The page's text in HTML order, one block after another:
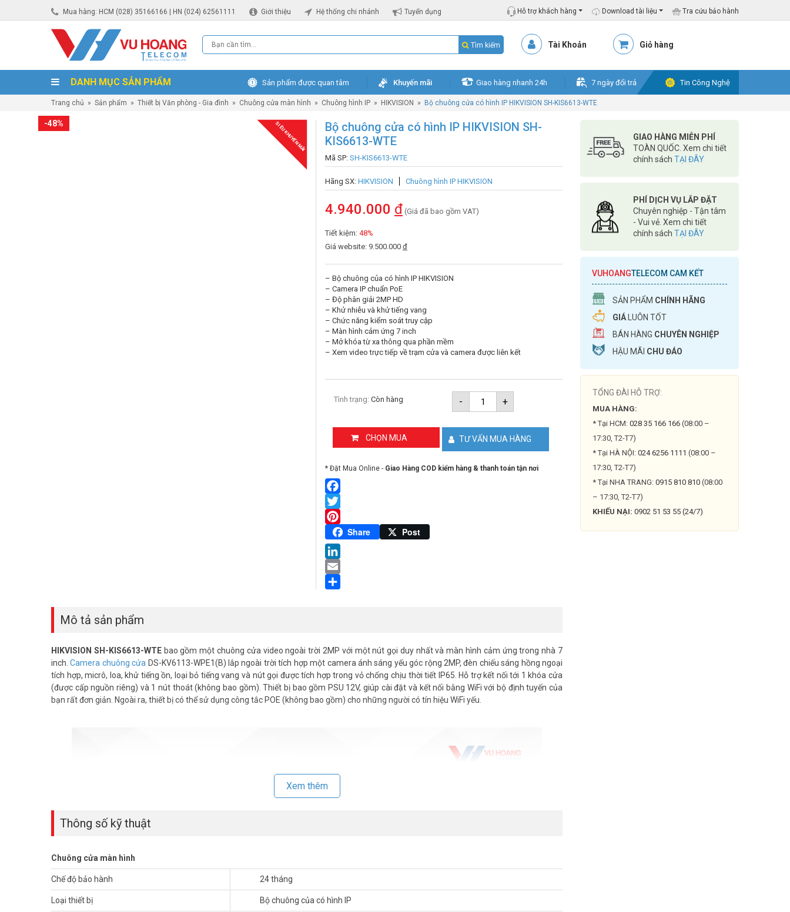
Mua hàng: HCM (028) 35166166 | HN (024) 62561111 Giới thiệu Hệ thống chi nhánh Tuyển dụng Hỗ trợ khách hàng Download tài liệu Tra cứu bảo hành
Tìm kiếm Tài Khoản Giỏ hàng
DANH MỤC SẢN PHẨM Sản phẩm được quan tâm Khuyến mãi Giao hàng nhanh 24h 7 ngày đổi trả Tin Công Nghệ
Trang chủ » Sản phẩm » Thiết bị Văn phòng - Gia đình » Chuông cửa màn hình » Chuông hình IP » HIKVISION » Bộ chuông cửa có hình IP HIKVISION SH-KIS6613-WTE
SIÊU KHUYẾN MÃI
-48%
Bộ chuông cửa có hình IP HIKVISION SH-
KIS6613-WTE
Mã SP: SH-KIS6613-WTE
Hãng SX: HIKVISION Chuông hình IP HIKVISION
4.940.000 đ (Giá đã bao gồm VAT)
Tiết kiệm: 48%
Giá website: 9.500.000 đ
– Bộ chuông của có hình IP HIKVISION
– Camera IP chuẩn PoE
– Độ phân giải 2MP HD
– Khử nhiễu và khử tiếng vang
– Chức năng kiểm soát truy cập
– Màn hình cảm ứng 7 inch
– Mở khóa từ xa thông qua phần mềm
– Xem video trực tiếp về trạm cửa và camera được liên kết
-
Bộ
chuông
cửa
hình
IP
HIKVISION
KIS6613-
+
Tình trạng: Còn hàng
CHỌN MUA TƯ VẤN MUA HÀNG
* Đặt Mua Online - Giao Hàng COD kiểm hàng & thanh toán tận nơi
Facebook
Twitter
Pinterest
Share Post
LinkedIn
Email
Mô tả sản phẩm
HIKVISION SH-KIS6613-WTEbao gồm một chuông cửa video ngoài trời 2MP với một nút gọi duy nhất và màn hình cảm ứng trong nhà 7
inch.Camera chuông cửa DS-KV6113-WPE1(B) lắp ngoài trời tích hợp một camera ánh sáng yếu góc rộng 2MP, đèn chiếu sáng hồng ngoại
tích hợp, micrô, loa, khử tiếng ồn, loại bỏ tiếng vang và nút gọi được tích hợp trong vỏ chống chịu thời tiết IP65. Hỗ trợ kết nối tới 1 khóa cửa
(được cấp nguồn riêng) và 1 nút thoát (không bao gồm). Thiết bị bao gồm PSU 12V, giúp cài đặt và kết nối bằng WiFi với bộ định tuyến của
bạn rất đơn giản. Ngoài ra, thiết bị có thể sử dụng công tắc POE (không bao gồm) cho những người có tín hiệu WiFi yếu.
Xem thêm
Thông số kỹ thuật
Chuông cửa màn hình
Chế độ bảo hành 24 tháng
Loại thiết bị Bộ chuông của có hình IP
GIAO HÀNG MIỄN PHÍ
TOÀN QUỐC. Xem chi tiết
chính sách TẠI ĐÂY
PHÍ DỊCH VỤ LẮP ĐẶT
Chuyên nghiệp - Tận tâm
- Vui vẻ. Xem chi tiết
chính sách TẠI ĐÂY
VUHOANGTELECOM CAM KẾT
SẢN PHẨM CHÍNH HÃNG
GIÁ LUÔN TỐT
BÁN HÀNG CHUYÊN NGHIỆP
HẬU MÃI CHU ĐÁO
TỔNG ĐÀI HỖ TRỢ:
MUA HÀNG:
* Tại HCM: 028 35 166 166 (08:00 –
17:30, T2-T7)
* Tại HÀ NỘI: 024 6256 1111 (08:00 –
17:30, T2-T7)
* Tại NHA TRANG: 0915 810 810 (08:00
– 17:30, T2-T7)
KHIẾU NẠI: 0902 51 53 55 (24/7)